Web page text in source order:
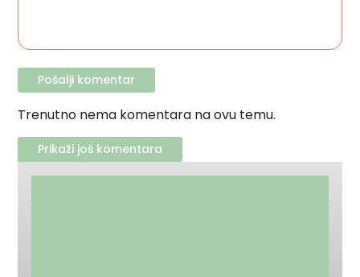
Trenutno nema komentara na ovu temu.
Prikaži još komentara